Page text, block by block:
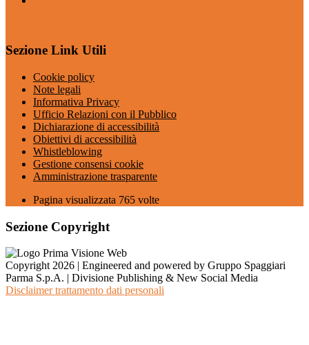
Sezione Link Utili
Cookie policy
Note legali
Informativa Privacy
Ufficio Relazioni con il Pubblico
Dichiarazione di accessibilità
Obiettivi di accessibilità
Whistleblowing
Gestione consensi cookie
Amministrazione trasparente
Pagina visualizzata 765 volte
Sezione Copyright
Copyright 2026 | Engineered and powered by Gruppo Spaggiari
Parma S.p.A. | Divisione Publishing & New Social Media
Disclaimer trattamento dati personali